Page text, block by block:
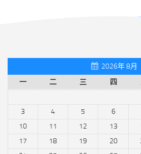
2026年 8月
一
二 三 四
3
4 5 6
10
11 12 13
17
18 19 20